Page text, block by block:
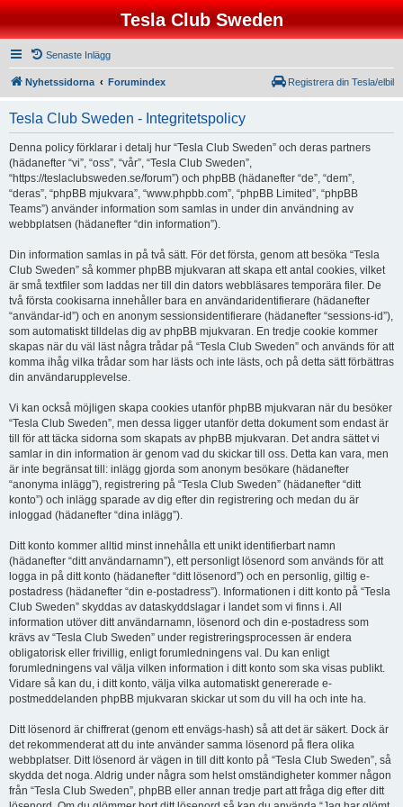
Tesla Club Sweden
Senaste Inlägg
Nyhetssidorna Forumindex Registrera din Tesla/elbil
Tesla Club Sweden - Integritetspolicy
Denna policy förklarar i detalj hur “Tesla Club Sweden” och deras partners
(hädanefter “vi”, “oss”, “vår”, “Tesla Club Sweden”,
“https://teslaclubsweden.se/forum”) och phpBB (hädanefter “de”, “dem”,
“deras”, “phpBB mjukvara”, “www.phpbb.com”, “phpBB Limited”, “phpBB
Teams”) använder information som samlas in under din användning av
webbplatsen (hädanefter “din information”).
Din information samlas in på två sätt. För det första, genom att besöka “Tesla
Club Sweden” så kommer phpBB mjukvaran att skapa ett antal cookies, vilket
är små textfiler som laddas ner till din dators webbläsares temporära filer. De
två första cookisarna innehåller bara en användaridentifierare (hädanefter
“användar-id”) och en anonym sessionsidentifierare (hädanefter “sessions-id”),
som automatiskt tilldelas dig av phpBB mjukvaran. En tredje cookie kommer
skapas när du väl läst några trådar på “Tesla Club Sweden” och används för att
komma ihåg vilka trådar som har lästs och inte lästs, och på detta sätt förbättras
din användarupplevelse.
Vi kan också möjligen skapa cookies utanför phpBB mjukvaran när du besöker
“Tesla Club Sweden”, men dessa ligger utanför detta dokument som endast är
till för att täcka sidorna som skapats av phpBB mjukvaran. Det andra sättet vi
samlar in din information är genom vad du skickar till oss. Detta kan vara, men
är inte begränsat till: inlägg gjorda som anonym besökare (hädanefter
“anonyma inlägg”), registrering på “Tesla Club Sweden” (hädanefter “ditt
konto”) och inlägg sparade av dig efter din registrering och medan du är
inloggad (hädanefter “dina inlägg”).
Ditt konto kommer alltid minst innehålla ett unikt identifierbart namn
(hädanefter “ditt användarnamn”), ett personligt lösenord som används för att
logga in på ditt konto (hädanefter “ditt lösenord”) och en personlig, giltig e-
postadress (hädanefter “din e-postadress”). Informationen i ditt konto på “Tesla
Club Sweden” skyddas av dataskyddslagar i landet som vi finns i. All
information utöver ditt användarnamn, lösenord och din e-postadress som
krävs av “Tesla Club Sweden” under registreringsprocessen är endera
obligatorisk eller frivillig, enligt forumledningens val. Du kan enligt
forumledningens val välja vilken information i ditt konto som ska visas publikt.
Vidare så kan du, i ditt konto, välja vilka automatiskt genererade e-
postmeddelanden phpBB mjukvaran skickar ut som du vill ha och inte ha.
Ditt lösenord är chiffrerat (genom ett envägs-hash) så att det är säkert. Dock är
det rekommenderat att du inte använder samma lösenord på flera olika
webbplatser. Ditt lösenord är vägen in till ditt konto på “Tesla Club Sweden”, så
skydda det noga. Aldrig under några som helst omständigheter kommer någon
från “Tesla Club Sweden”, phpBB eller annan tredje part att fråga dig efter ditt